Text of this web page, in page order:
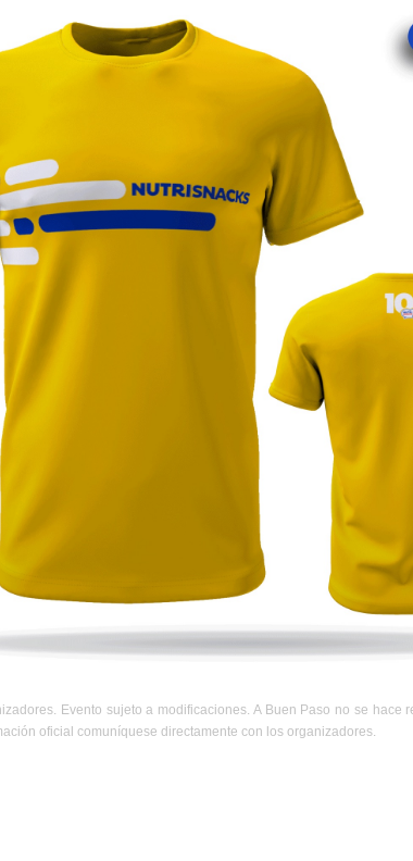
Evento sujeto a modificaciones. A Buen Paso no se
oficial comuníquese directamente con los organizadores.